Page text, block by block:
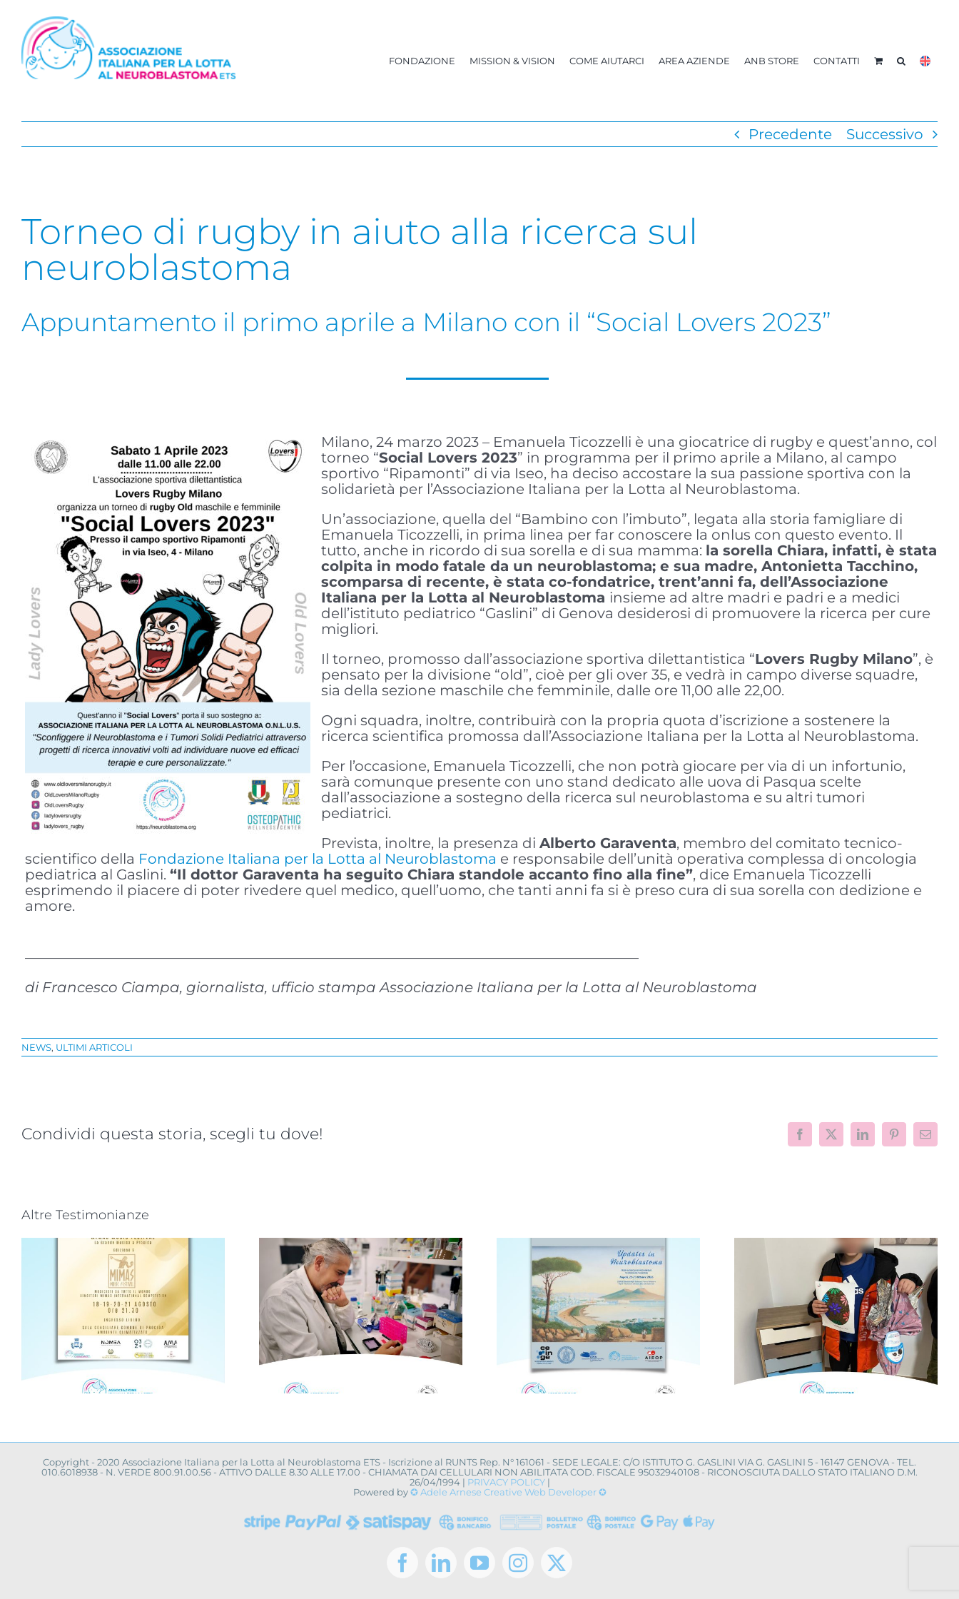
contenuto
FONDAZIONE MISSION & VISION COME AIUTARCI AREA AZIENDE ANB STORE CONTATTI
Precedente Successivo
Torneo di rugby in aiuto alla ricerca sul
neuroblastoma
Appuntamento il primo aprile a Milano con il “Social Lovers 2023”
Milano, 24 marzo 2023 – Emanuela Ticozzelli è una giocatrice di rugby e quest’anno, col
torneo “Social Lovers 2023” in programma per il primo aprile a Milano, al campo
sportivo “Ripamonti” di via Iseo, ha deciso accostare la sua passione sportiva con la
solidarietà per l’Associazione Italiana per la Lotta al Neuroblastoma.
Un’associazione, quella del “Bambino con l’imbuto”, legata alla storia famigliare di
Emanuela Ticozzelli, in prima linea per far conoscere la onlus con questo evento. Il
tutto, anche in ricordo di sua sorella e di sua mamma: la sorella Chiara, infatti, è stata
colpita in modo fatale da un neuroblastoma; e sua madre, Antonietta Tacchino,
scomparsa di recente, è stata co-fondatrice, trent’anni fa, dell’Associazione
Italiana per la Lotta al Neuroblastoma insieme ad altre madri e padri e a medici
dell’istituto pediatrico “Gaslini” di Genova desiderosi di promuovere la ricerca per cure
migliori.
Il torneo, promosso dall’associazione sportiva dilettantistica “Lovers Rugby Milano”, è
pensato per la divisione “old”, cioè per gli over 35, e vedrà in campo diverse squadre,
sia della sezione maschile che femminile, dalle ore 11,00 alle 22,00.
Ogni squadra, inoltre, contribuirà con la propria quota d’iscrizione a sostenere la
ricerca scientifica promossa dall’Associazione Italiana per la Lotta al Neuroblastoma.
Per l’occasione, Emanuela Ticozzelli, che non potrà giocare per via di un infortunio,
sarà comunque presente con uno stand dedicato alle uova di Pasqua scelte
dall’associazione a sostegno della ricerca sul neuroblastoma e su altri tumori
pediatrici.
Prevista, inoltre, la presenza diAlberto Garaventa, membro del comitato tecnico-
scientifico della Fondazione Italiana per la Lotta al Neuroblastoma e responsabile dell’unità operativa complessa di oncologia
pediatrica al Gaslini.“Il dottor Garaventa ha seguito Chiara standole accanto fino alla fine”, dice Emanuela Ticozzelli
esprimendo il piacere di poter rivedere quel medico, quell’uomo, che tanti anni fa si è preso cura di sua sorella con dedizione e
amore.
———————————————————————————————————————————
di Francesco Ciampa, giornalista, ufficio stampa Associazione Italiana per la Lotta al Neuroblastoma
NEWS, ULTIMI ARTICOLI
Condividi questa storia, scegli tu dove! Facebook
X LinkedInPinterestEmail
Altre Testimonianze
Progetto “VAMOLAA,
in campo anche
l’Università La
Sapienza di Roma
Novità dalla ricerca
scientifica: convegno
a Napoli
Avellino, infanzia al
centro con la
campagna “Cerco un
uovo amico”
Il Mimas Music
Festival per la ricerca
sul neuroblastoma
Copyright - 2020 Associazione Italiana per la Lotta al Neuroblastoma ETS - Iscrizione al RUNTS Rep. N° 161061 - SEDE LEGALE: C/O ISTITUTO G. GASLINI VIA G. GASLINI 5 - 16147 GENOVA - TEL.
010.6018938 - N. VERDE 800.91.00.56 - ATTIVO DALLE 8.30 ALLE 17.00 - CHIAMATA DAI CELLULARI NON ABILITATA COD. FISCALE 95032940108 - RICONOSCIUTA DALLO STATO ITALIANO D.M.
26/04/1994 | PRIVACY POLICY|
Powered by✪ Adele Arnese Creative Web Developer ✪
Facebook
LinkedInYouTubeInstagram
X